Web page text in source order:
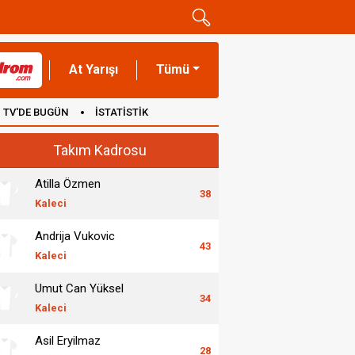
At Yarışı Tümü
TV'DE BUGÜN İSTATİSTİK
Takım Kadrosu
Atilla Özmen
Kaleci
38
Andrija Vukovic
Kaleci
43
Umut Can Yüksel
Kaleci
34
Asil Eryilmaz
28